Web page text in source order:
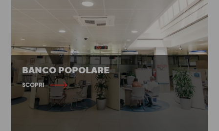
BANCO POPOLARE
SCOPRI